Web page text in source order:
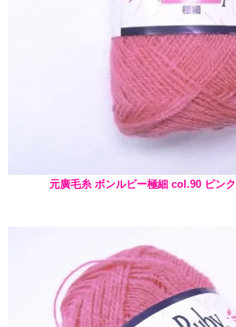
元廣毛糸 ボンルビー極細 col.90 ピンク